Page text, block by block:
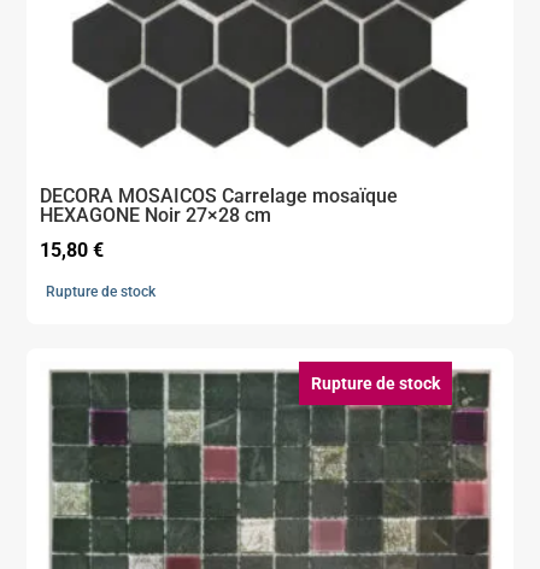
DECORA MOSAICOS Carrelage mosaïque
HEXAGONE Noir 27×28 cm
15,80€
Rupture de stock
Rupture de stock